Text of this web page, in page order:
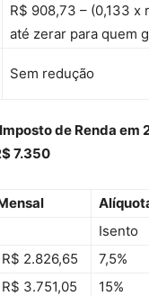
R$ 908,73 – (0,133 x
até zerar para quem
Sem redução
de Renda em
7.350
Isento
2.826,65
7,5%
3.751,05
15%